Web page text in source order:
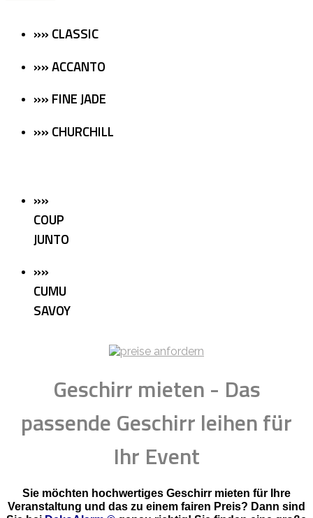
»» CLASSIC
»» ACCANTO
»» FINE JADE
»» CHURCHILL
»»
COUP
JUNTO
»»
CUMU
SAVOY
Geschirr mieten - Das
passende Geschirr leihen für
Ihr Event
Sie möchten hochwertiges Geschirr mieten für Ihre
Veranstaltung und das zu einem fairen Preis? Dann sind